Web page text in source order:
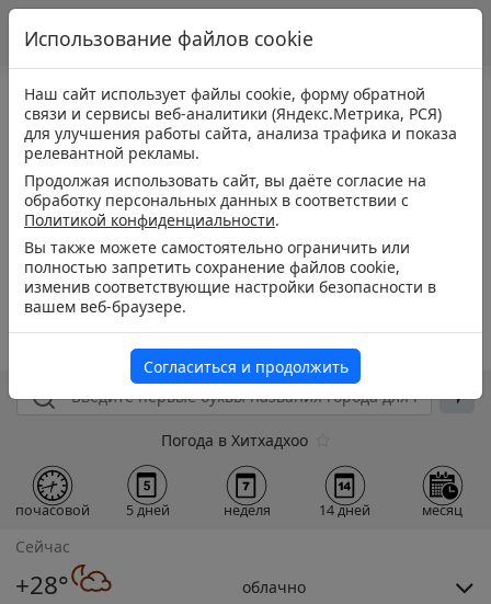
Погода в Хитхадхоо
почасовой 5 дней неделя 14 дней месяц
Сейчас
+28° облачно
Использование файлов cookie
Наш сайт использует файлы cookie, форму обратной
связи и сервисы веб-аналитики (Яндекс.Метрика, РСЯ)
для улучшения работы сайта, анализа трафика и показа
релевантной рекламы.
Продолжая использовать сайт, вы даёте согласие на
обработку персональных данных в соответствии с
Политикой конфиденциальности.
Вы также можете самостоятельно ограничить или
полностью запретить сохранение файлов cookie,
изменив соответствующие настройки безопасности в
вашем веб-браузере.
Согласиться и продолжить